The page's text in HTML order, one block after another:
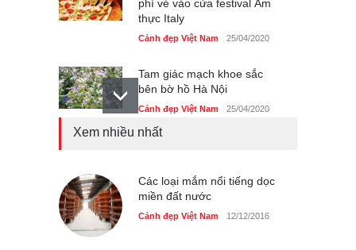
phí vé vào cửa festival Ẩm
thực Italy
Cảnh đẹp Việt Nam 25/04/2020
Tam giác mạch khoe sắc
bên bờ hồ Hà Nội
Cảnh đẹp Việt Nam 25/04/2020
Cảnh đẹp Việt Nam 24/04/2020
Những món ăn đồng quê
Xem nhiều nhất
Các loại mắm nổi tiếng dọc
miền đất nước
Cảnh đẹp Việt Nam 12/12/2016